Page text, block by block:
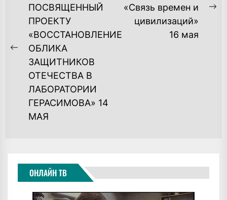
ЗАПИСЯМ
Previous
post:
ПОСВЯЩЕННЫЙ
ПРОЕКТУ
«ВОССТАНОВЛЕНИЕ
ОБЛИКА
ЗАЩИТНИКОВ
ОТЕЧЕСТВА В
ЛАБОРАТОРИИ
ГЕРАСИМОВА» 14
МАЯ
«Связь времен и
цивилизаций»
16 мая
ОНЛАЙН ТВ